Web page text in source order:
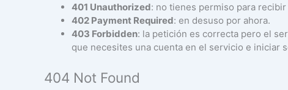
401 Unauthorized: no tienes permiso para
402 Payment Required: en desuso por ahora.
403 Forbidden: la petición es correcta pero el
que necesites una cuenta en el servicio e iniciar
404 Not Found